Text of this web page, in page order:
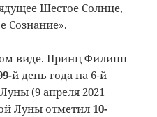
Шестое Солнце,
Сознание».
виде. Принц Филипп
й день года на 6-й
(9 апреля 2021
Луны отметил10-